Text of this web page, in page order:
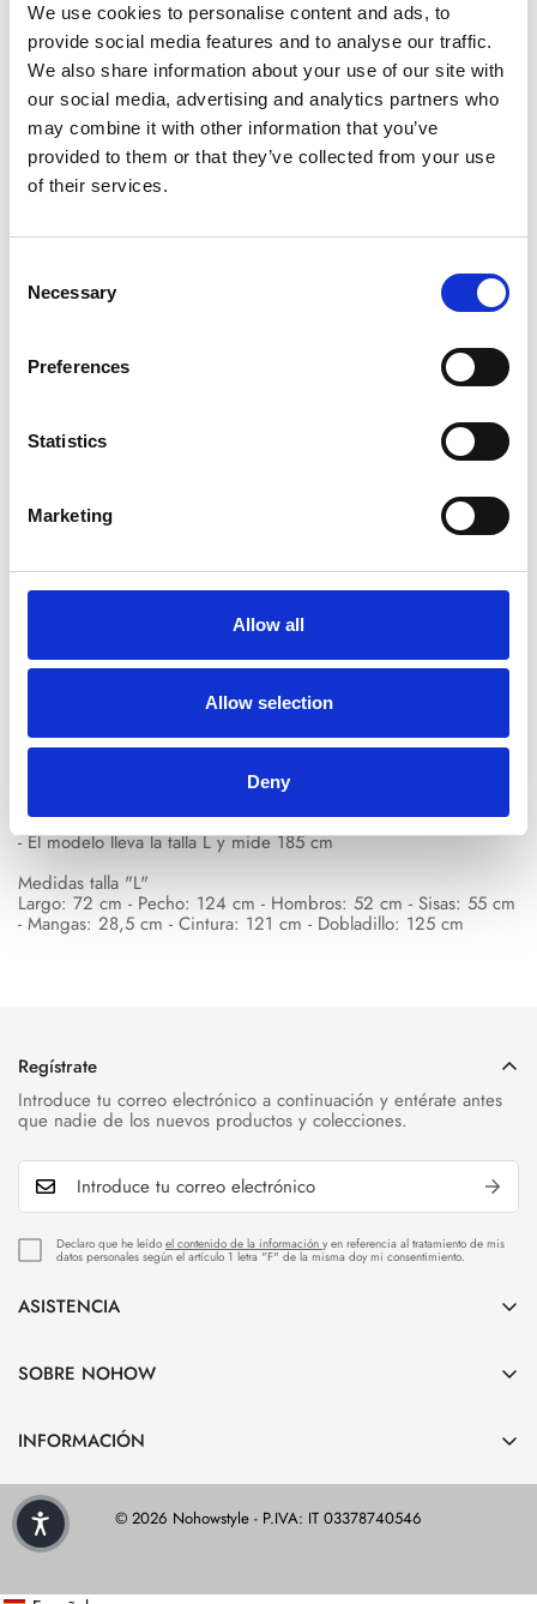
We use cookies to personalise content and ads, to
provide social media features and to analyse our traffic.
We also share information about your use of our site with
our social media, advertising and analytics partners who
may combine it with other information that you’ve
provided to them or that they’ve collected from your use
of their services.
Selection
Necessary
Preferences
Statistics
Marketing
Allow all
Allow selection
Deny
Extra 20% off with code "EXTRA" Ends in
Valid on already discounted product*
00:44:53
Hrs Mins Secs
Cantidad
SKU: ART39043VERDE-013
Descripción del
Envíos y
devoluciones
Guía de
- Dobladillo acanalado
- Ajuste regular
- El modelo lleva la talla L y mide 185 cm
Medidas talla "L"
Largo: 72 cm - Pecho: 124 cm - Hombros: 52 cm - Sisas: 55 cm
- Mangas: 28,5 cm - Cintura: 121 cm - Dobladillo: 125 cm
ASISTENCIA
Devolución y Reembolso
SOBRE NOHOW
Guia de tallas
Cuidado del producto
INFORMACIÓN
Política de privacidad
Política de reembolso
Regístrate
Introduce tu correo electrónico a continuación y entérate antes
que nadie de los nuevos productos y colecciones.
Declaro que he leído el contenido de la información y en referencia al tratamiento de mis
datos personales según el artículo 1 letra "F" de la misma doy mi consentimiento.
© 2026 Nohowstyle - P.IVA: IT 03378740546
Confirm your age
Are you 18 years old or older?